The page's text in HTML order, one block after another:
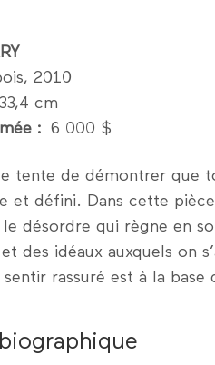
2010
cm
6 000 $
tente de démontrer que
et défini. Dans cette
le désordre qui règne en
des idéaux auxquels on
rassuré est à la